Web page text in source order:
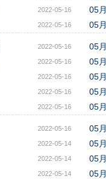
2022-05-16 05
2022-05-16 05
2022-05-16 05
2022-05-16 05
2022-05-16 05
2022-05-16 05
2022-05-16 05
2022-05-16 05
2022-05-14 05
2022-05-14 05
2022-05-14 05